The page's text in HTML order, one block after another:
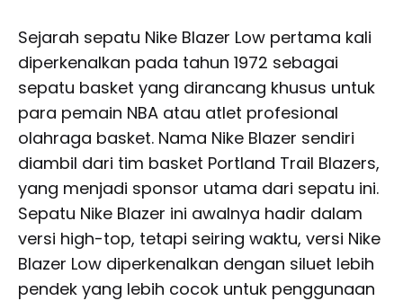
Sejarah sepatu Nike Blazer Low pertama kali
diperkenalkan pada tahun 1972 sebagai
sepatu basket yang dirancang khusus untuk
para pemain NBA atau atlet profesional
olahraga basket. Nama Nike Blazer sendiri
diambil dari tim basket Portland Trail Blazers,
yang menjadi sponsor utama dari sepatu ini.
Sepatu Nike Blazer ini awalnya hadir dalam
versi high-top, tetapi seiring waktu, versi Nike
Blazer Low diperkenalkan dengan siluet lebih
pendek yang lebih cocok untuk penggunaan